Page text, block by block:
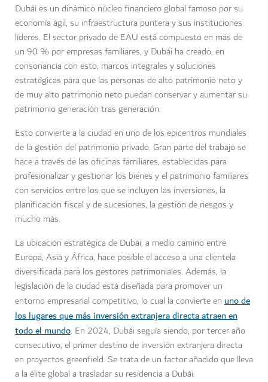
Dubái es un dinámico núcleo financiero global famoso por su
economía ágil, su infraestructura puntera y sus instituciones
líderes. El sector privado de EAU está compuesto en más de
un 90 % por empresas familiares, y Dubái ha creado, en
consonancia con esto, marcos integrales y soluciones
estratégicas para que las personas de alto patrimonio neto y
de muy alto patrimonio neto puedan conservar y aumentar su
patrimonio generación tras generación.
Esto convierte a la ciudad en uno de los epicentros mundiales
de la gestión del patrimonio privado. Gran parte del trabajo se
hace a través de las oficinas familiares, establecidas para
profesionalizar y gestionar los bienes y el patrimonio familiares
con servicios entre los que se incluyen las inversiones, la
planificación fiscal y de sucesiones, la gestión de riesgos y
mucho más.
La ubicación estratégica de Dubái, a medio camino entre
Europa, Asia y África, hace posible el acceso a una clientela
diversificada para los gestores patrimoniales. Además, la
legislación de la ciudad está diseñada para promover un
entorno empresarial competitivo, lo cual la convierte en uno de
los lugares que más inversión extranjera directa atraen en
todo el mundo. En 2024, Dubái seguía siendo, por tercer año
consecutivo, el primer destino de inversión extranjera directa
en proyectos greenfield. Se trata de un factor añadido que lleva
a la élite global a trasladar su residencia a Dubái.